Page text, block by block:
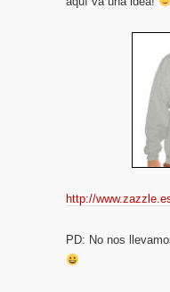
http://
PD: No nos